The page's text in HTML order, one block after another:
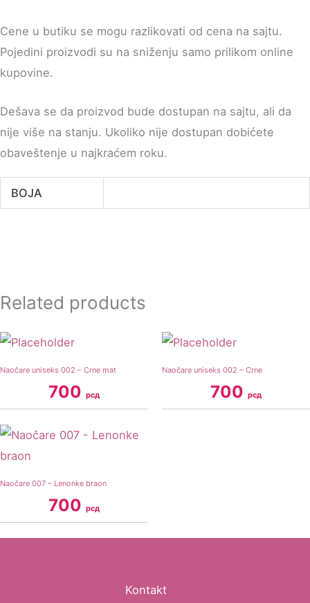
Cene u butiku se mogu razlikovati od cena na sajtu.
Pojedini proizvodi su na sniženju samo prilikom online
kupovine.
Dešava se da proizvod bude dostupan na sajtu, ali da
nije više na stanju. Ukoliko nije dostupan dobićete
obaveštenje u najkraćem roku.
BOJA
Related products
Naočare uniseks 002 – Crne mat
700 рсд
Naočare uniseks 002 – Crne
700 рсд
Naočare 007 – Lenonke braon
700 рсд
Kontakt